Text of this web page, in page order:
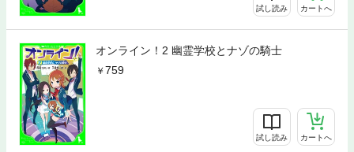
試し読み カートへ
オンライン！2 幽霊学校とナゾの騎士
759
試し読み カートへ